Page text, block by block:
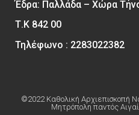
Έδρα: Παλλάδα – Χώρα
Τ.Κ 842 00
Τηλέφωνο : 2283022382
©2022 Καθολική Αρχιεπισκοπή
Μητρόπολη παντός